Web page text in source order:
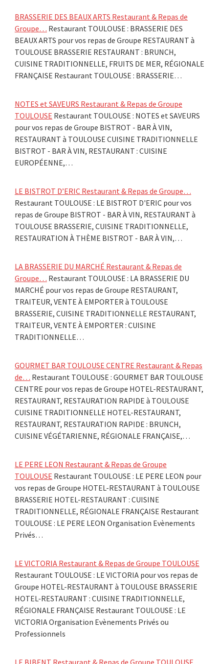
BRASSERIE DES BEAUX ARTS Restaurant & Repas de
Groupe… Restaurant TOULOUSE : BRASSERIE DES
BEAUX ARTS pour vos repas de Groupe RESTAURANT à
TOULOUSE BRASSERIE RESTAURANT : BRUNCH,
CUISINE TRADITIONNELLE, FRUITS DE MER, RÉGIONALE
FRANÇAISE Restaurant TOULOUSE : BRASSERIE…
NOTES et SAVEURS Restaurant & Repas de Groupe
TOULOUSE Restaurant TOULOUSE : NOTES et SAVEURS
pour vos repas de Groupe BISTROT - BAR À VIN,
RESTAURANT à TOULOUSE CUISINE TRADITIONNELLE
BISTROT - BAR À VIN, RESTAURANT : CUISINE
EUROPÉENNE,…
LE BISTROT D’ERIC Restaurant & Repas de Groupe…
Restaurant TOULOUSE : LE BISTROT D'ERIC pour vos
repas de Groupe BISTROT - BAR À VIN, RESTAURANT à
TOULOUSE BRASSERIE, CUISINE TRADITIONNELLE,
RESTAURATION À THÈME BISTROT - BAR À VIN,…
LA BRASSERIE DU MARCHÉ Restaurant & Repas de
Groupe… Restaurant TOULOUSE : LA BRASSERIE DU
MARCHÉ pour vos repas de Groupe RESTAURANT,
TRAITEUR, VENTE À EMPORTER à TOULOUSE
BRASSERIE, CUISINE TRADITIONNELLE RESTAURANT,
TRAITEUR, VENTE À EMPORTER : CUISINE
TRADITIONNELLE…
GOURMET BAR TOULOUSE CENTRE Restaurant & Repas
de… Restaurant TOULOUSE : GOURMET BAR TOULOUSE
CENTRE pour vos repas de Groupe HOTEL-RESTAURANT,
RESTAURANT, RESTAURATION RAPIDE à TOULOUSE
CUISINE TRADITIONNELLE HOTEL-RESTAURANT,
RESTAURANT, RESTAURATION RAPIDE : BRUNCH,
CUISINE VÉGÉTARIENNE, RÉGIONALE FRANÇAISE,…
LE PERE LEON Restaurant & Repas de Groupe
TOULOUSE Restaurant TOULOUSE : LE PERE LEON pour
vos repas de Groupe HOTEL-RESTAURANT à TOULOUSE
BRASSERIE HOTEL-RESTAURANT : CUISINE
TRADITIONNELLE, RÉGIONALE FRANÇAISE Restaurant
TOULOUSE : LE PERE LEON Organisation Evènements
Privés…
LE VICTORIA Restaurant & Repas de Groupe TOULOUSE
Restaurant TOULOUSE : LE VICTORIA pour vos repas de
Groupe HOTEL-RESTAURANT à TOULOUSE BRASSERIE
HOTEL-RESTAURANT : CUISINE TRADITIONNELLE,
RÉGIONALE FRANÇAISE Restaurant TOULOUSE : LE
VICTORIA Organisation Evènements Privés ou
Professionnels
LE BIBENT Restaurant & Repas de Groupe TOULOUSE